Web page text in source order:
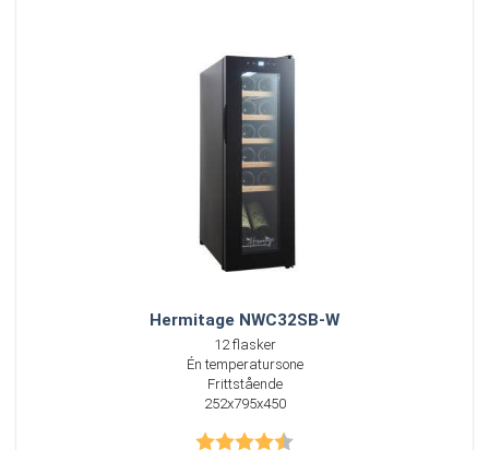
Hermitage NWC32SB-W
12 flasker
Én temperatursone
Frittstående
252x795x450
Karakter: